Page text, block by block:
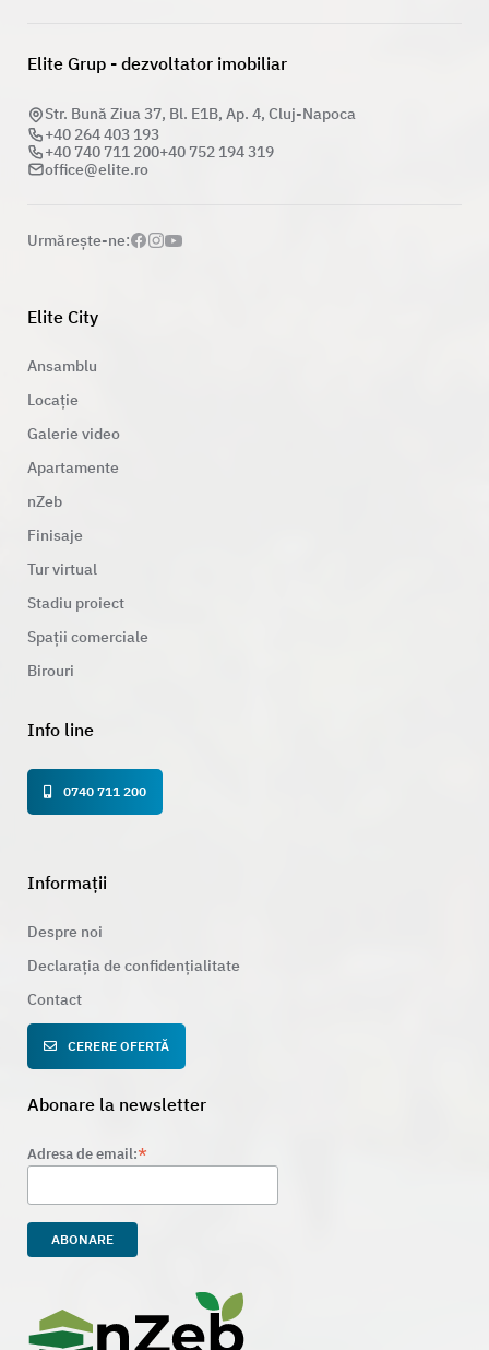
Elite Grup - dezvoltator imobiliar
Str. Bună Ziua 37, Bl. E1B, Ap. 4, Cluj-Napoca
+40 264 403 193
+40 740 711 200+40 752 194 319
office@elite.ro
Urmăreşte-ne:
Elite City
Ansamblu
Locație
Galerie video
Apartamente
nZeb
Finisaje
Tur virtual
Stadiu proiect
Spații comerciale
Birouri
Info line
0740 711 200
Informații
Despre noi
Declarația de confidențialitate
Contact
CERERE OFERTĂ
Abonare la newsletter
Adresa de email:*